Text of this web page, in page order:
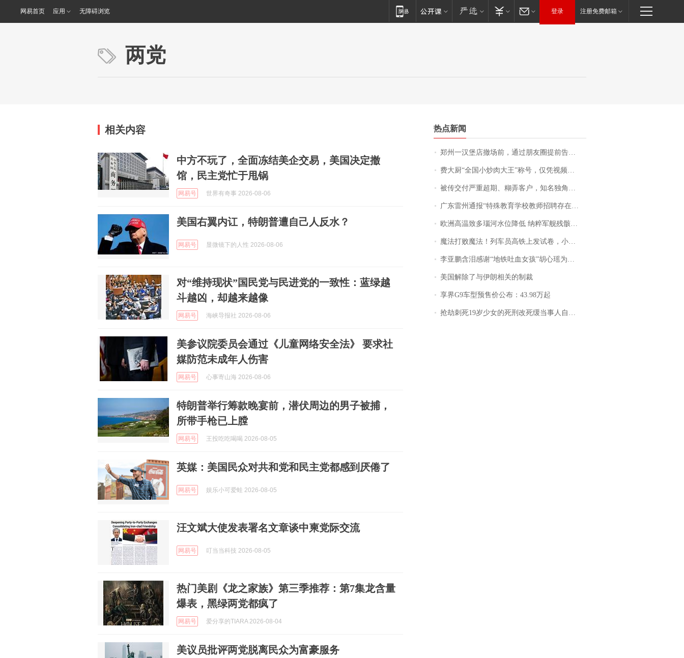
网易首页 应用 无障碍浏览 登录 注册免费邮箱
两党
相关内容
中方不玩了，全面冻结美企交易，美国决定撤
馆，民主党忙于甩锅
网易号 世界有奇事 2026-08-06
美国右翼内讧，特朗普遭自己人反水？
网易号 显微镜下的人性 2026-08-06
对“维持现状”国民党与民进党的一致性：蓝绿越
斗越凶，却越来越像
网易号 海峡导报社 2026-08-06
美参议院委员会通过《儿童网络安全法》 要求社
媒防范未成年人伤害
网易号 心事寄山海 2026-08-06
特朗普举行筹款晚宴前，潜伏周边的男子被捕，
所带手枪已上膛
网易号 王投吃吃喝喝 2026-08-05
英媒：美国民众对共和党和民主党都感到厌倦了
网易号 娱乐小可爱蛙 2026-08-05
汪文斌大使发表署名文章谈中柬党际交流
网易号 叮当当科技 2026-08-05
热门美剧《龙之家族》第三季推荐：第7集龙含量
爆表，黑绿两党都疯了
网易号 爱分享的TIARA 2026-08-04
美议员批评两党脱离民众为富豪服务
热点新闻
郑州一汉堡店撤场前，通过朋友圈提前告知逐一退费，有顾客仅剩1元也全被退回，分文不少；顾客：言而有信，让人感动
费大厨“全国小炒肉大王”称号，仅凭视频评出？中国烹饪协会回应
被传交付严重超期、糊弄客户，知名独角兽车企创始人回应：都没证据，将依法采取措施，“本人长期与美国交管局保持沟通，对方表示肯定”
广东雷州通报“特殊教育学校教师招聘存在违规行为”：已启动问责程序 副校长被停职
欧洲高温致多瑙河水位降低 纳粹军舰残骸重见天日
魔法打败魔法！列车员高铁上发试卷，小朋友一秒静音，12306回应：列车员个人行为，不是铁路规定
李亚鹏含泪感谢“地铁吐血女孩”胡心瑶为嫣然天使捐99999元：这份捐赠太沉重，尊重其捐赠意愿，个人向胡心瑶和她的病友之家各捐赠99999元
美国解除了与伊朗相关的制裁
享界G9车型预售价公布：43.98万起
抢劫刺死19岁少女的死刑改死缓当事人自述：出狱11年间始终刻意躲避被害人家属